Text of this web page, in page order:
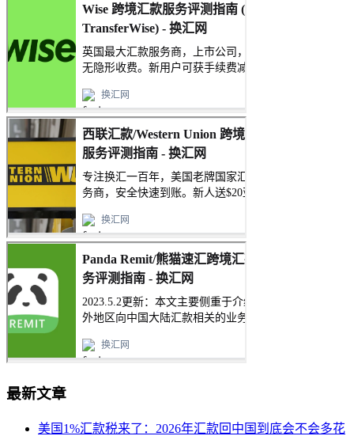
最新文章
美国1%汇款税来了：2026年汇款回中国到底会不会多花